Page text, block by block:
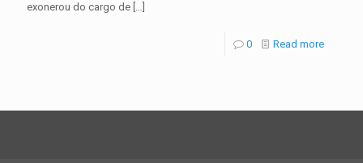
exonerou do cargo de […]
0 Read more